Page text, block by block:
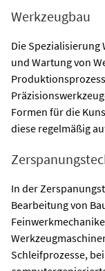
Werkzeugbau
Die Spezialisierung
und Wartung von
Formen für die
diese regelmäßig
In der
Bearbeitung von
Schleifprozesse,